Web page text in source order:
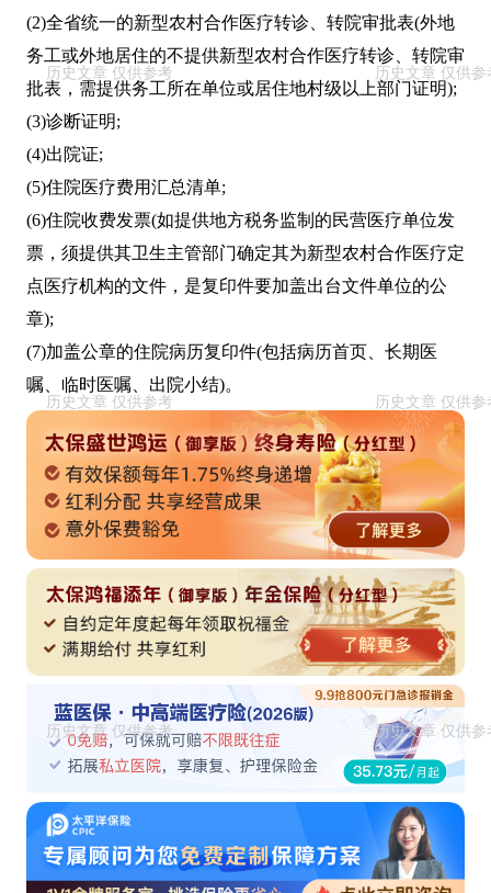
(2)全省统一的新型农村合作医疗转诊、转院审批表(外地
务工或外地居住的不提供新型农村合作医疗转诊、转院审
批表，需提供务工所在单位或居住地村级以上部门证明);
(3)诊断证明;
(4)出院证;
(5)住院医疗费用汇总清单;
(6)住院收费发票(如提供地方税务监制的民营医疗单位发
票，须提供其卫生主管部门确定其为新型农村合作医疗定
点医疗机构的文件，是复印件要加盖出台文件单位的公
章);
(7)加盖公章的住院病历复印件(包括病历首页、长期医
嘱、临时医嘱、出院小结)。